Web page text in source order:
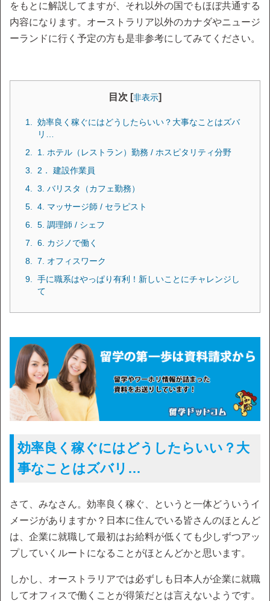
をもとに解説してますが、それ以外の国でもほぼ共通する
内容になります。オーストラリア以外のカナダやニュージ
ーランドに行く予定の方も是非参考にしてみてください。
目次 [非表示]
効率良く稼ぐにはどうしたらいい？大事なことはズバ
リ…
1. ホテル（レストラン）勤務 / ホスピタリティ分野
2． 建設作業員
3. バリスタ（カフェ勤務）
4. マッサージ師 / セラピスト
5. 調理師 / シェフ
6. カジノで働く
7. オフィスワーク
手に職系はやっぱり有利！新しいことにチャレンジし
て
効率良く稼ぐにはどうしたらいい？大
事なことはズバリ…
さて、みなさん。効率良く稼ぐ、というと一体どういうイ
メージがありますか？日本に住んでいる皆さんのほとんど
は、企業に就職して最初はお給料が低くても少しずつアッ
プしていくルートになることがほとんどかと思います。
しかし、オーストラリアでは必ずしも日本人が企業に就職
してオフィスで働くことが得策だとは言えないようです。